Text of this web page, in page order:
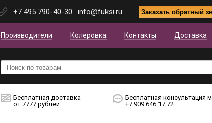
+7 495 790-40-30 info@fuksi.ru
Производители Колеровка Контакты Доставка
Бесплатная доставка
от 7777 рублей
Бесплатная консультация
+7 909 646 17 72